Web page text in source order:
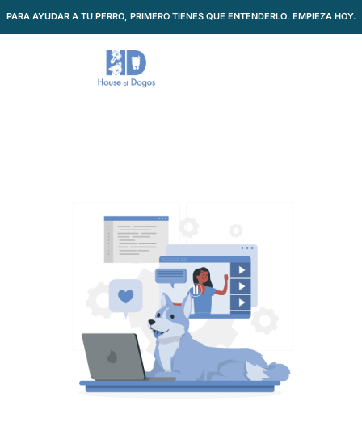
PARA AYUDAR A TU PERRO, PRIMERO TIENES QUE ENTENDERLO. EMPIEZA HOY.